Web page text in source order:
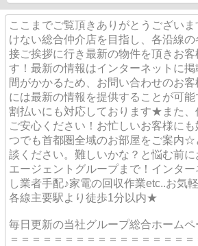
ここまでご覧頂きありがとうござい
けない総合仲介店を目指し、各沿線
接ご挨拶に行き最新の物件を頂きお客
す！最新の情報はインターネットに
間がかかるため、お問い合わせのお
には最新の情報を提供することが可
割払いにも対応しております★また、
ご安心ください！お忙しいお客様に
つでも首都圏全域のお部屋をご案内☆
談ください。難しいかな？と悩む前
エージェントグループまで！インタ
し業者手配♪家電の回収作業etc..お気
各線主要駅より徒歩1分以内★
毎日更新の当社グループ総合ホームペ
＝＝＝＝＝＝＝＝＝＝＝＝＝＝＝＝＝